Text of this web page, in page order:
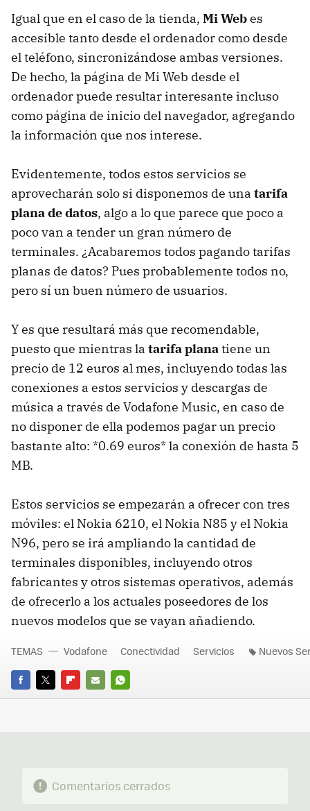
Igual que en el caso de la tienda, Mi Webes
accesible tanto desde el ordenador como desde
el teléfono, sincronizándose ambas versiones.
De hecho, la página de Mi Web desde el
ordenador puede resultar interesante incluso
como página de inicio del navegador, agregando
la información que nos interese.
Evidentemente, todos estos servicios se
aprovecharán solo si disponemos de una tarifa
plana de datos, algo a lo que parece que poco a
poco van a tender un gran número de
terminales. ¿Acabaremos todos pagando tarifas
planas de datos? Pues probablemente todos no,
pero sí un buen número de usuarios.
Y es que resultará más que recomendable,
puesto que mientras la tarifa planatiene un
precio de 12 euros al mes, incluyendo todas las
conexiones a estos servicios y descargas de
música a través de Vodafone Music, en caso de
no disponer de ella podemos pagar un precio
bastante alto: *0.69 euros* la conexión de hasta 5
MB.
Estos servicios se empezarán a ofrecer con tres
móviles: el Nokia 6210, el Nokia N85 y el Nokia
N96, pero se irá ampliando la cantidad de
terminales disponibles, incluyendo otros
fabricantes y otros sistemas operativos, además
de ofrecerlo a los actuales poseedores de los
nuevos modelos que se vayan añadiendo.
FACEBOOK
TWITTERFLIPBOARD
E-
WHATSAPP
TEMAS Vodafone Conectividad Servicios Nuevos
Comentarios cerrados